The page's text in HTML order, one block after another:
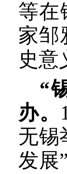
等在
家邹
史意
“
办。
无锡
发展”